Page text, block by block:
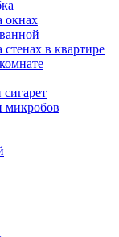
окнах
в квартире
сигарет
микробов